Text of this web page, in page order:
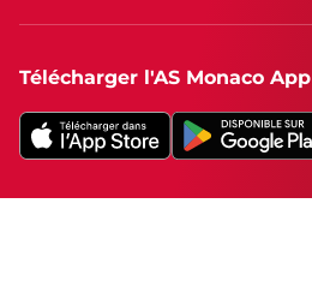
Télécharger l'AS Monaco App